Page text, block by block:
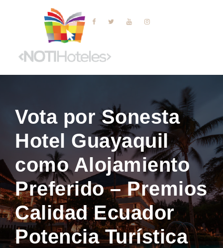
Vota por Sonesta
Hotel Guayaquil
como Alojamiento
Preferido – Premios
Calidad Ecuador
Potencia Turística